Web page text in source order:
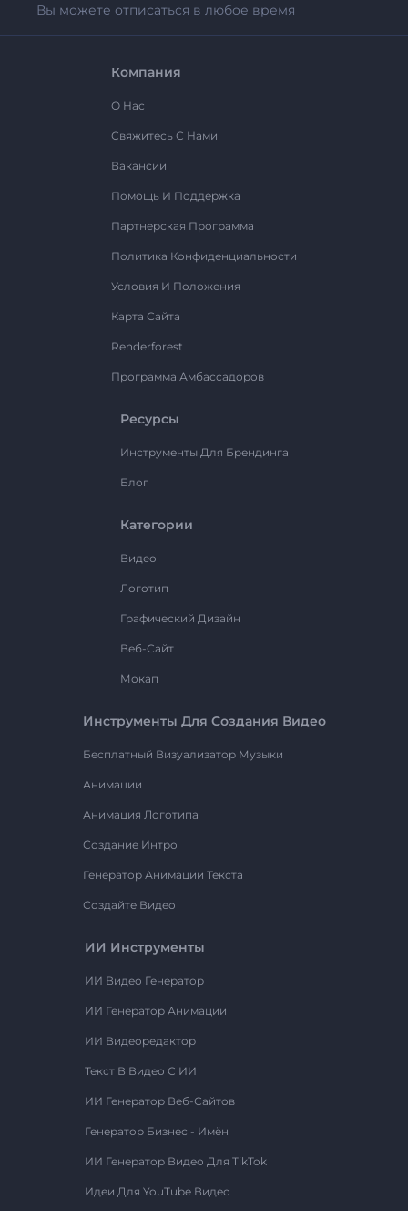
Вы можете отписаться в любое время
Компания
О Нас
Свяжитесь С Нами
Вакансии
Помощь И Поддержка
Партнерская Программа
Политика Конфиденциальности
Условия И Положения
Карта Сайта
Renderforest
Программа Амбассадоров
Ресурсы
Инструменты Для Брендинга
Блог
Категории
Видео
Логотип
Графический Дизайн
Веб-Сайт
Мокап
Инструменты Для Создания Видео
Бесплатный Визуализатор Музыки
Анимации
Анимация Логотипа
Создание Интро
Генератор Анимации Текста
Создайте Видео
ИИ Инструменты
ИИ Видео Генератор
ИИ Генератор Анимации
ИИ Видеоредактор
Текст В Видео С ИИ
ИИ Генератор Веб-Сайтов
Генератор Бизнес - Имён
ИИ Генератор Видео Для TikTok
Идеи Для YouTube Видео